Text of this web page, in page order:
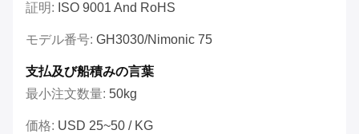
証明: ISO 9001 And RoHS
モデル番号: GH3030/Nimonic 75
支払及び船積みの言葉
最小注文数量: 50kg
価格: USD 25~50 / KG